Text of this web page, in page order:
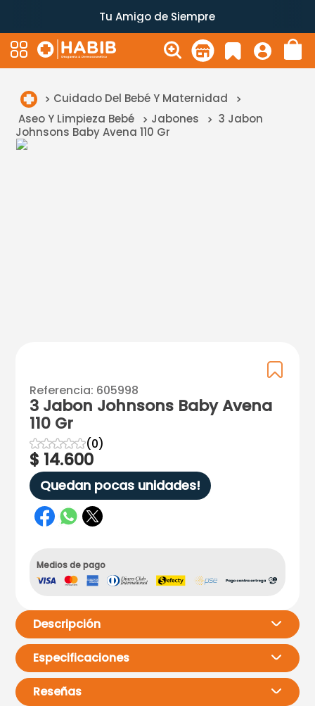
Tu Amigo de Siempre
Cuidado Del Bebé Y Maternidad
Aseo Y Limpieza Bebé
Jabones
3 Jabon
Johnsons Baby Avena 110 Gr
Referencia: 605998
3 Jabon Johnsons Baby Avena
110 Gr
☆☆☆☆☆(0)
$ 14.600
Quedan pocas unidades!
Medios de pago
Descripción
Especificaciones
Reseñas